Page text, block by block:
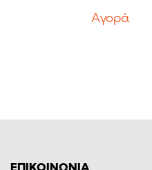
was:
Aγορά
ΕΠΙΚΟΙΝΩΝΙΑ